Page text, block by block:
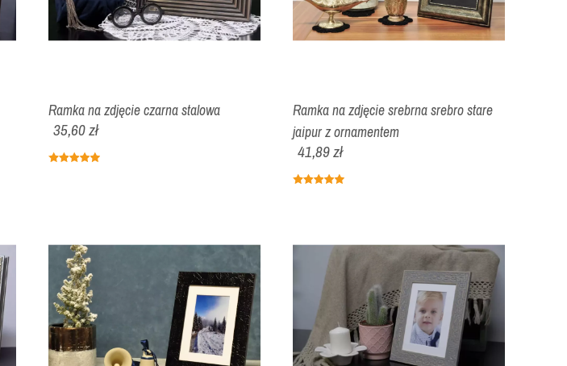
Ramka na zdjęcie czarna stalowa
35,60 zł
Ramka na zdjęcie srebrna srebro stare
jaipur z ornamentem
41,89 zł